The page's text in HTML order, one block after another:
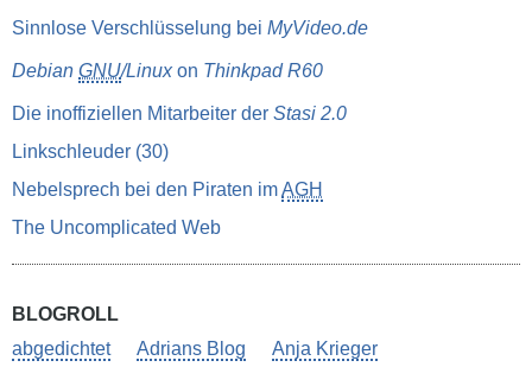
Sinnlose Verschlüsselung bei MyVideo.de
Debian GNU/Linuxon Thinkpad R60
Die inoffiziellen Mitarbeiter der Stasi 2.0
Linkschleuder (30)
Nebelsprech bei den Piraten imAGH
The Uncomplicated Web
BLOGROLL
abgedichtet
Adrians Blog
Anja Krieger